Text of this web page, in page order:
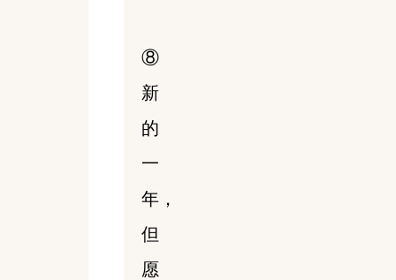
⑧
新
的
一
年，
但
愿